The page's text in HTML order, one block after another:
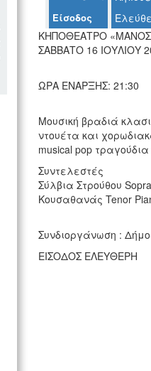
Είσοδος
ΚΗΠΟΘΕΑΤΡΟ «ΜΑΝΟΣ
ΣΑΒΒΑΤΟ 16 ΙΟΥΛΙΟΥ
ΩΡΑ ΕΝΑΡΞΗΣ: 21:30
Μουσική βραδιά
ντουέτα και
musical pop
Συντελεστές
Σύλβια Στρούθου
Κουσαθανάς Tenor
Συνδιοργάνωση :
ΕΙΣΟΔΟΣ ΕΛΕΥΘΕΡΗ